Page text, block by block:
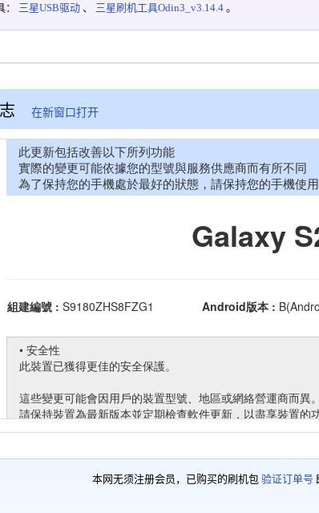
： 三星USB驱动 、 三星刷机工具Odin3_v3.14.4 。
志在新窗口打开
本网无须注册会员，已购买的刷机包 验证订单号